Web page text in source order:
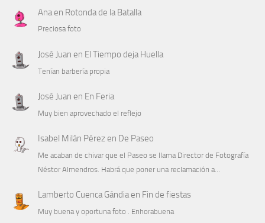
Anaen Rotonda de la Batalla
Preciosa foto
José Juan en El Tiempo deja Huella
Tenían barbería propia
José Juan en En Feria
Muy bien aprovechado el reflejo
Isabel Milán Pérezen De Paseo
Me acaban de chivar que el Paseo se llama Director de Fotografía
Néstor Almendros. Habrá que poner una reclamación a…
Lamberto Cuenca Gándiaen Fin de fiestas
Muy buena y oportuna foto . Enhorabuena